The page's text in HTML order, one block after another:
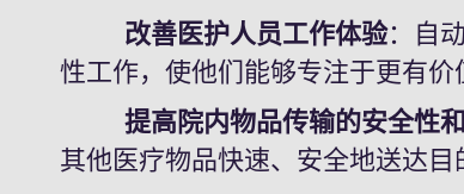
改善医护人员工作体验：自
性工作，使他们能够专注于更有价
提高院内物品传输的安全性
其他医疗物品快速、安全地送达目